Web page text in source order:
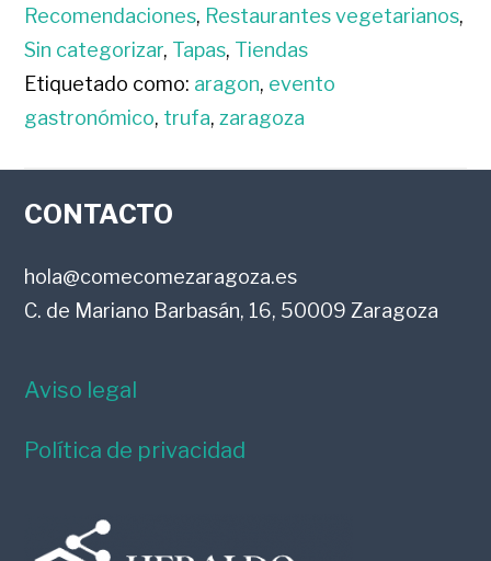
Recomendaciones, Restaurantes vegetarianos,
Sin categorizar, Tapas, Tiendas
Etiquetado como: aragon, evento
gastronómico, trufa,zaragoza
FOOTER
CONTACTO
hola@comecomezaragoza.es
C. de Mariano Barbasán, 16, 50009 Zaragoza
Aviso legal
Política de privacidad